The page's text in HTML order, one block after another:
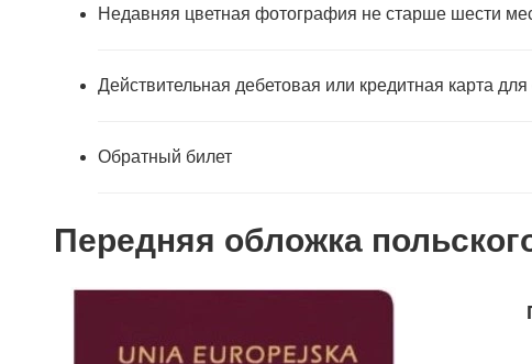
Недавняя цветная фотография не старше шести
Действительная дебетовая или кредитная карта
Обратный билет
Передняя обложка